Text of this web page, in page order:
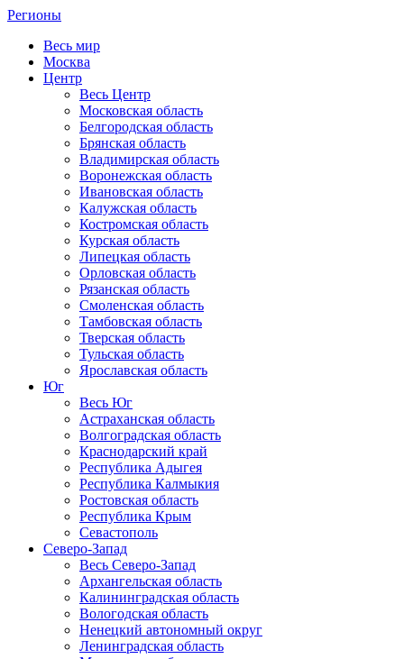
Регионы
Весь мир
Москва
Центр
Весь Центр
Московская область
Белгородская область
Брянская область
Владимирская область
Воронежская область
Ивановская область
Калужская область
Костромская область
Курская область
Липецкая область
Орловская область
Рязанская область
Смоленская область
Тамбовская область
Тверская область
Тульская область
Ярославская область
Юг
Весь Юг
Астраханская область
Волгоградская область
Краснодарский край
Республика Адыгея
Республика Калмыкия
Ростовская область
Республика Крым
Севастополь
Северо-Запад
Весь Северо-Запад
Архангельская область
Калининградская область
Вологодская область
Ненецкий автономный округ
Ленинградская область